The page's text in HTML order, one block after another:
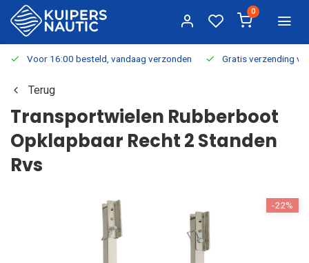
0
Voor 16:00 besteld, vandaag verzonden Gratis verzending
Terug
Transportwielen Rubberboot
Opklapbaar Recht 2 Standen
Rvs
-22%